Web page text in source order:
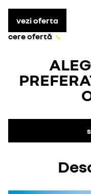
vezi oferta
cere ofertă